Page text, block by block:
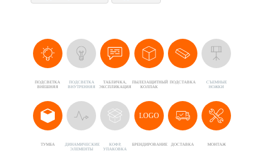
ПОДСВЕТКА
ВНЕШНЯЯ
ПОДСВЕТКА
ВНУТРЕННЯЯ
ТАБЛИЧКА,
ЭКСПЛИКАЦИЯ
ПЫЛЕЗАЩИТНЫЙ
КОЛПАК
ПОДСТАВКА
CЪЕМНЫЕ
НОЖКИ
ТУМБА
ДИНАМИЧЕСКИЕ
ЭЛЕМЕНТЫ
КОФР,
УПАКОВКА
LOGO
БРЕНДИРОВАНИЕ ДОСТАВКА МОНТАЖ